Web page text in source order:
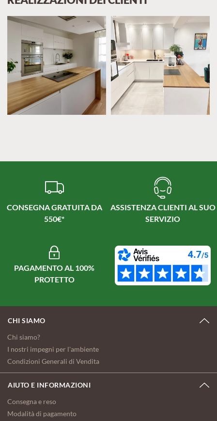
CONSEGNA GRATUITA DA
550€*
ASSISTENZA CLIENTI AL SUO
SERVIZIO
PAGAMENTO AL 100%
PROTETTO
CHI SIAMO
Chi siamo?
I nostri impegni per l'ambiente
Condizioni Generali di Vendita
AIUTO E INFORMAZIONI
Consegna e reso
Modalità di pagamento